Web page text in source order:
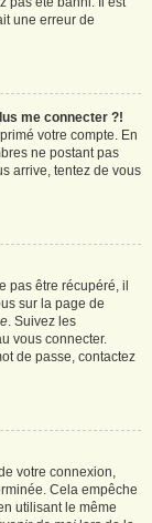
une erreur de
me connecter ?!
votre compte. En
ne postant pas
arrive, tentez de vous
pas être récupéré, il
sur la page de
. Suivez les
vous connecter.
de passe, contactez
votre connexion,
Cela empêche
utilisant le même